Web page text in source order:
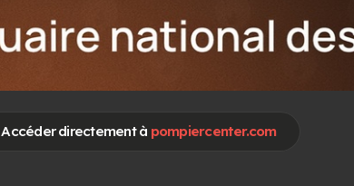
Accéder directement à pompiercenter.com
VOIR LE SITE WEB LE CONTACTER